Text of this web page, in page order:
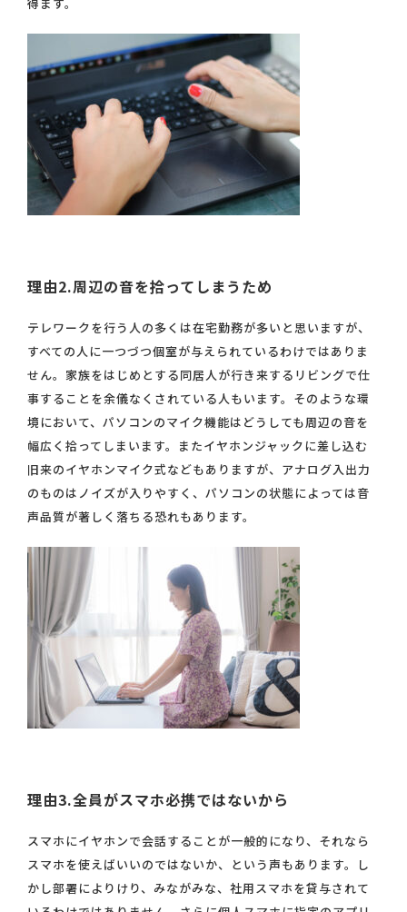
理由2.周辺の音を拾ってしまうため
テレワークを行う人の多くは在宅勤務が多いと思いますが、
すべての人に一つづつ個室が与えられているわけではありま
せん。家族をはじめとする同居人が行き来するリビングで仕
事することを余儀なくされている人もいます。そのような環
境において、パソコンのマイク機能はどうしても周辺の音を
幅広く拾ってしまいます。またイヤホンジャックに差し込む
旧来のイヤホンマイク式などもありますが、アナログ入出力
のものはノイズが入りやすく、パソコンの状態によっては音
声品質が著しく落ちる恐れもあります。
理由3.全員がスマホ必携ではないから
スマホにイヤホンで会話することが一般的になり、それなら
スマホを使えばいいのではないか、という声もあります。し
かし部署によりけり、みながみな、社用スマホを貸与されて